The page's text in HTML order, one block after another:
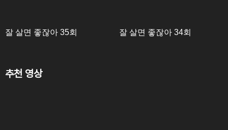
잘 살면 좋잖아 35회 잘 살면 좋잖아 34회
추천 영상